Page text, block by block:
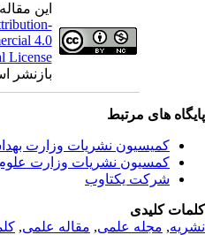
این
4.0
License
بازنشر
های مرتبط
کمیسیون نشریات وزارت
کمسیون نشریات وزارت علوم
شرکت یکتاوب
کلیدی
,مجله علمی, مقاله علمی,